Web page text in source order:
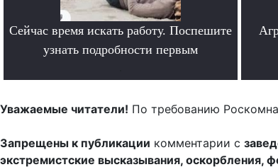
Сейчас время искать работу. Поспешите
узнать подробности первым
Уважаемые читатели! По требованию
Запрещены к публикации комментарии с
экстремистские высказывания, оскорбления,